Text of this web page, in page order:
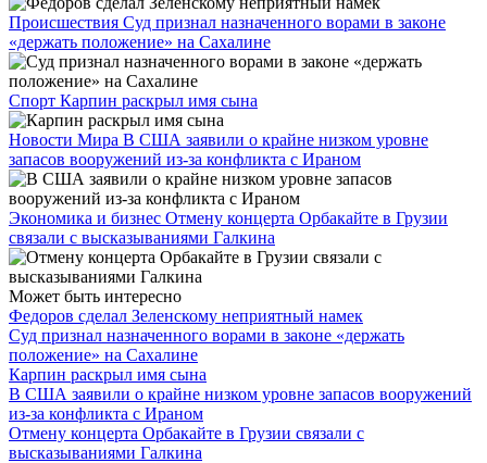
Происшествия Суд признал назначенного ворами в законе
«держать положение» на Сахалине
Спорт Карпин раскрыл имя сына
Новости Мира В США заявили о крайне низком уровне
запасов вооружений из-за конфликта с Ираном
Экономика и бизнес Отмену концерта Орбакайте в Грузии
связали с высказываниями Галкина
Может быть интересно
Федоров сделал Зеленскому неприятный намек
Суд признал назначенного ворами в законе «держать
положение» на Сахалине
Карпин раскрыл имя сына
В США заявили о крайне низком уровне запасов вооружений
из-за конфликта с Ираном
Отмену концерта Орбакайте в Грузии связали с
высказываниями Галкина